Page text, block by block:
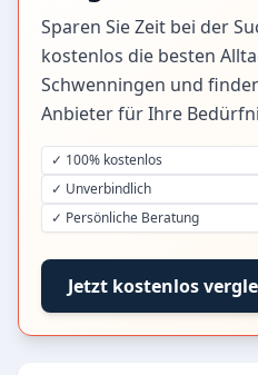
Sparen Sie Zeit bei der
kostenlos die besten
Schwenningen und
Anbieter für Ihre
✓ 100% kostenlos
✓ Unverbindlich
✓ Persönliche Beratung
Jetzt kostenlos